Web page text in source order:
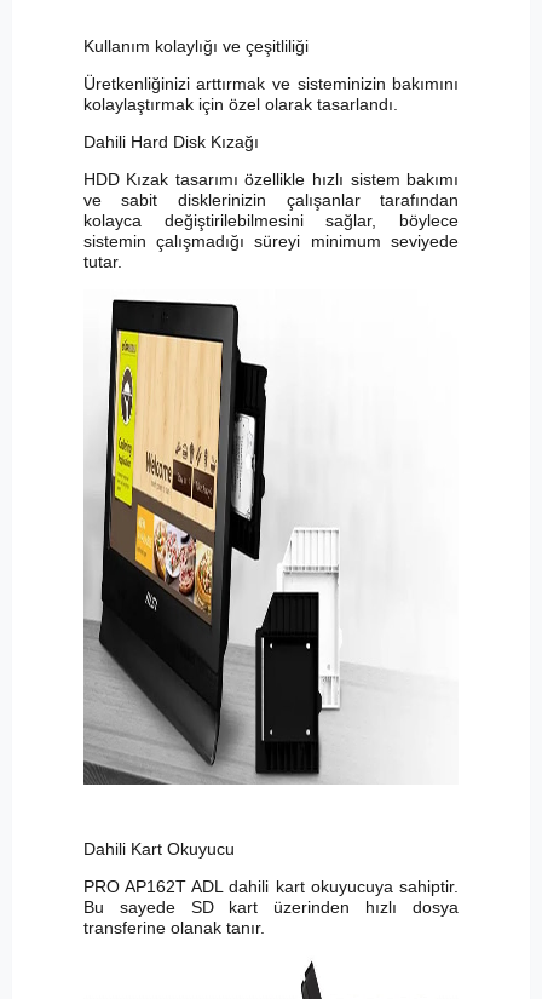
Kullanım kolaylığı ve çeşitliliği
Üretkenliğinizi arttırmak ve sisteminizin bakımını
kolaylaştırmak için özel olarak tasarlandı.
Dahili Hard Disk Kızağı
HDD Kızak tasarımı özellikle hızlı sistem bakımı
ve sabit disklerinizin çalışanlar tarafından
kolayca değiştirilebilmesini sağlar, böylece
sistemin çalışmadığı süreyi minimum seviyede
tutar.
Dahili Kart Okuyucu
PRO AP162T ADL dahili kart okuyucuya sahiptir.
Bu sayede SD kart üzerinden hızlı dosya
transferine olanak tanır.